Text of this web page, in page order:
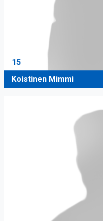
15
Koistinen Mimmi